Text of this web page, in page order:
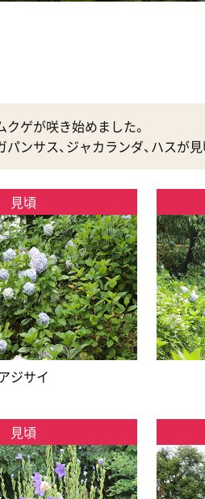
クゲが咲き始めました。
パンサス、ジャカランダ、ハスが
見頃
アジサイ
見頃